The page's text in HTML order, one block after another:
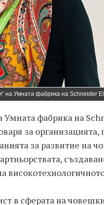
на Умната фабрика на Schneider
Умната фабрика на
за
за развитие на
в сферата на